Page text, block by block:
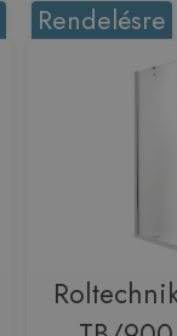
Rendelésre